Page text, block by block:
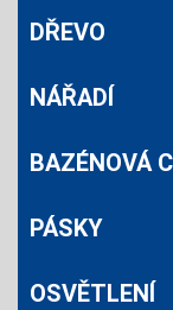
DŘEVO
NÁŘADÍ
BAZÉNOVÁ
PÁSKY
OSVĚTLENÍ